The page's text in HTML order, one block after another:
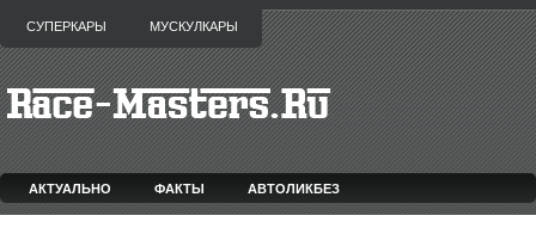
СУПЕРКАРЫ МУСКУЛКАРЫ
АКТУАЛЬНО ФАКТЫ АВТОЛИКБЕЗ